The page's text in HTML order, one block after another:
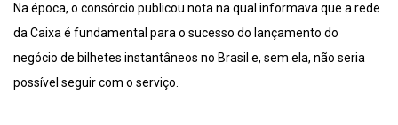
Na época, o consórcio publicou nota na qual informava que a rede
da Caixa é fundamental para o sucesso do lançamento do
negócio de bilhetes instantâneos no Brasil e, sem ela, não seria
possível seguir com o serviço.